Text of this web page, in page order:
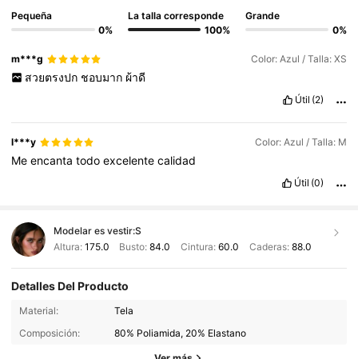
Pequeña
0%
La talla corresponde
100%
Grande
0%
m***g Color: Azul / Talla: XS
สวยตรงปก ชอบมาก ผ้าดี
Útil (2)
l***y Color: Azul / Talla: M
Meencantatodoexcelentecalidad
Útil (0)
Modelar es vestir:S
Altura: 175.0 Busto:84.0 Cintura: 60.0 Caderas: 88.0
Detalles Del Producto
Material:
Tela
Composición:
80% Poliamida, 20% Elastano
450K Seguidores
4.77 450K Seguidores